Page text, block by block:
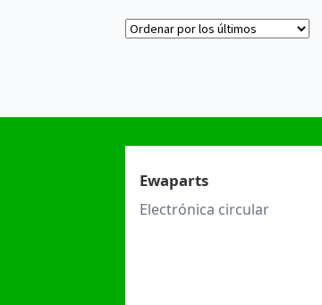
Ewaparts
Electrónica circular